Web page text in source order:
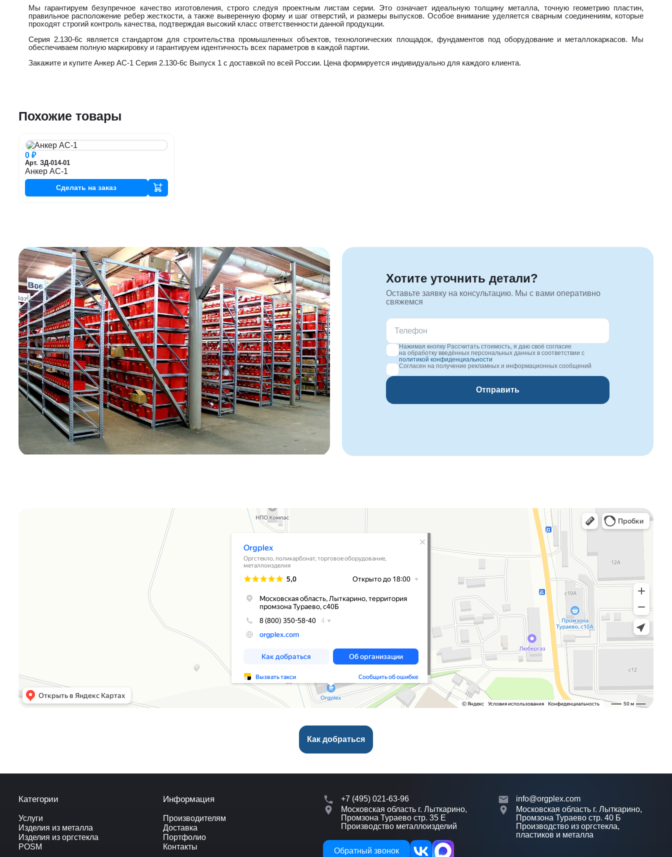
Мы гарантируем безупречное качество изготовления, строго следуя проектным листам серии. Это означает идеальную толщину металла, точную геометрию пластин,
правильное расположение ребер жесткости, а также выверенную форму и шаг отверстий, и размеры выпусков. Особое внимание уделяется сварным соединениям, которые
проходят строгий контроль качества, подтверждая высокий класс ответственности данной продукции.
Серия 2.130-6с является стандартом для строительства промышленных объектов, технологических площадок, фундаментов под оборудование и металлокаркасов. Мы
обеспечиваем полную маркировку и гарантируем идентичность всех параметров в каждой партии.
Закажите и купите Анкер АС-1 Серия 2.130-6с Выпуск 1 с доставкой по всей России. Цена формируется индивидуально для каждого клиента.
Похожие товары
0 ₽
Арт. ЗД-014-01
Анкер АС-1
Сделать на заказ
Хотите уточнить детали?
Оставьте заявку на консультацию. Мы с вами оперативно
свяжемся
Нажимая кнопку Рассчитать стоимость, я даю своё согласие
на обработку введённых персональных данных в соответствии с
политикой конфиденциальности
Согласен на получение рекламных и информационных сообщений
Отправить
Orgplex
Как добраться
Категории
Услуги
Изделия из металла
Изделия из оргстекла
POSM
Информация
Производителям
Доставка
Портфолио
Контакты
+7 (495) 021-63-96
Московская область г. Лыткарино,
Промзона Тураево стр. 35 Е
Производство металлоизделий
info@orgplex.com
Московская область г. Лыткарино,
Промзона Тураево стр. 40 Б
Производство из оргстекла,
пластиков и металла
Обратный звонок